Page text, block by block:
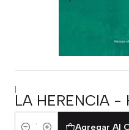
|
LA HERENCIA -
Agregar Al